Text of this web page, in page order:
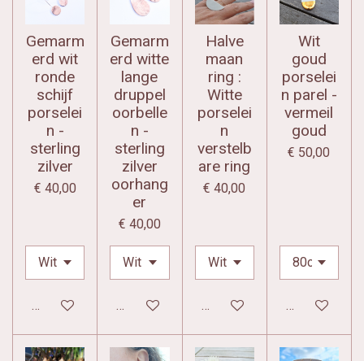
Gemarm
erd wit
ronde
schijf
porselei
n -
sterling
zilver
€ 40,00
In winkelwagen
Gemarm
erd witte
lange
druppel
oorbelle
n -
sterling
zilver
oorhang
er
€ 40,00
In winkelwagen
Halve
maan
ring :
Witte
porselei
n
verstelb
are ring
€ 40,00
In winkelwagen
Wit
goud
porselei
n parel -
vermeil
goud
€ 50,00
In